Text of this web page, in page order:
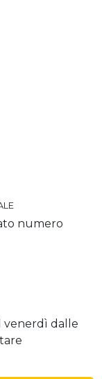
numero
venerdì dalle